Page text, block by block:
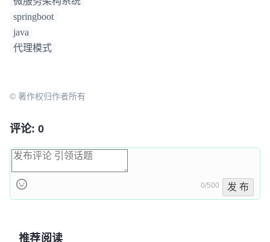
springboot
java
代理模式
© 著作权归作者所有
评论: 0
0/500 发 布
推荐阅读